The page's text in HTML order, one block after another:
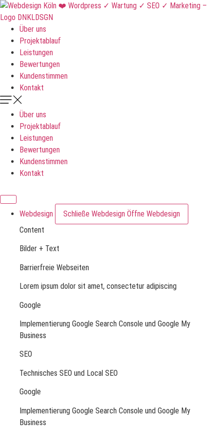
Zum
Inhalt
springenÜber uns
Projektablauf
Leistungen
Bewertungen
Kundenstimmen
Kontakt
Über uns
Projektablauf
Leistungen
Bewertungen
Kundenstimmen
Kontakt
Webdesign Schließe Webdesign Öffne Webdesign
Content
Bilder + Text
Barrierfreie Webseiten
Lorem ipsum dolor sit amet, consectetur adipiscing
Google
Implementierung Google Search Console und Google My
Business
SEO
Technisches SEO und Local SEO
Google
Implementierung Google Search Console und Google My
Business